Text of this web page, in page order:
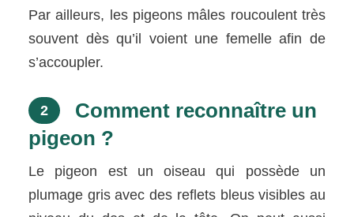
Par ailleurs, les pigeons mâles roucoulent très
souvent dès qu’il voient une femelle afin de
s’accoupler.
2
Comment reconnaître un
pigeon ?
Le pigeon est un oiseau qui possède un
plumage gris avec des reflets bleus visibles au